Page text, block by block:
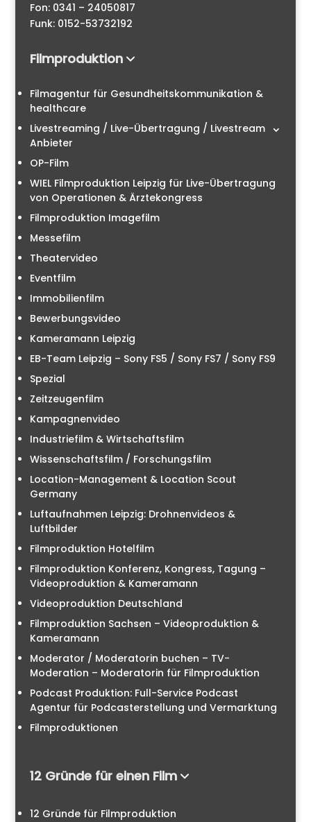
Fon: 0341 – 24050817
Funk: 0152-53732192
Filmproduktion
Filmagentur für Gesundheitskommunikation &
healthcare
Livestreaming / Live-Übertragung / Livestream
Anbieter
OP-Film
WIEL Filmproduktion Leipzig für Live-Übertragung
von Operationen & Ärztekongress
Filmproduktion Imagefilm
Messefilm
Theatervideo
Eventfilm
Immobilienfilm
Bewerbungsvideo
Kameramann Leipzig
EB-Team Leipzig – Sony FS5 / Sony FS7 / Sony FS9
Spezial
Zeitzeugenfilm
Kampagnenvideo
Industriefilm & Wirtschaftsfilm
Wissenschaftsfilm / Forschungsfilm
Location-Management & Location Scout
Germany
Luftaufnahmen Leipzig: Drohnenvideos &
Luftbilder
Filmproduktion Hotelfilm
Filmproduktion Konferenz, Kongress, Tagung –
Videoproduktion & Kameramann
Videoproduktion Deutschland
Filmproduktion Sachsen – Videoproduktion &
Kameramann
Moderator / Moderatorin buchen – TV-
Moderation – Moderatorin für Filmproduktion
Podcast Produktion: Full-Service Podcast
Agentur für Podcasterstellung und Vermarktung
Filmproduktionen
12 Gründe für einen Film
12 Gründe für Filmproduktion